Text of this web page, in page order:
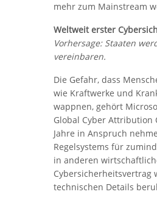
mehr zum Mainstream
Weltweit erster
Vorhersage: Staaten
vereinbaren.
Die Gefahr, dass
wie Kraftwerke und
wappnen, gehört
Global Cyber
Jahre in Anspruch
Regelsystems für
in anderen
Cybersicherheitsvertrag
technischen Details